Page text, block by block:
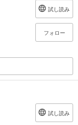
試し読み
フォロー
試し読み